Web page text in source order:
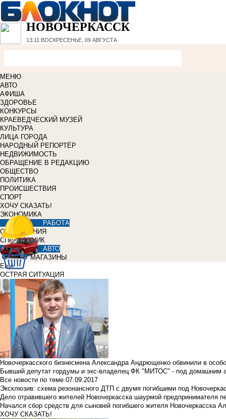
НОВОЧЕРКАССК
13:11 ВОСКРЕСЕНЬЕ, 09 АВГУСТА
МЕНЮ
АВТО
АФИША
ЗДОРОВЬЕ
КОНКУРСЫ
КРАЕВЕДЧЕСКИЙ МУЗЕЙ
КУЛЬТУРА
ЛИЦА ГОРОДА
НАРОДНЫЙ РЕПОРТЁР
НЕДВИЖИМОСТЬ
ОБРАЩЕНИЕ В РЕДАКЦИЮ
ОБЩЕСТВО
ПОЛИТИКА
ПРОИСШЕСТВИЯ
СПОРТ
ХОЧУ СКАЗАТЬ!
ЭКОНОМИКА
РАБОТА
ОБЪЯВЛЕНИЯ
СПРАВОЧНИК
АВТО
МАГАЗИНЫ
Еще
ОСТРАЯ СИТУАЦИЯ
Новочеркасского бизнесмена Александра Андрющенко обвинили в
Бывший депутат гордумы и экс-владелец ФК "МИТОС" - под домашним
Все новости по теме 07.09.2017
Эксклюзив: схема резонансного ДТП с двумя погибшими под
Дело отравившего жителей Новочеркасска шаурмой предпринимателя
Начался сбор средств для сыновей погибшего жителя Новочеркасска
ХОЧУ СКАЗАТЬ!